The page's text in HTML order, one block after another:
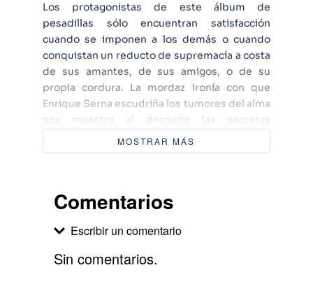
Los protagonistas de este álbum de
pesadillas sólo encuentran satisfacción
cuando se imponen a los demás o cuando
conquistan un reducto de supremacía a costa
de sus amantes, de sus amigos, o de su
propia cordura. La mordaz ironía con que
Enrique Serna escudriña los tumores del alma
nos muestra al desnudo las secretas
intenciones que todos tratamos de ocultar en
los avatares cotidianos de nuestra guerra fría
rencor solitario, la imposibilidad de conciliar
amorosa, los crueles espejismos de la
que socavan la vida conyugal hasta convertirla
MOSTRAR MÁS
Comentarios
Escribir un comentario
Sin comentarios.